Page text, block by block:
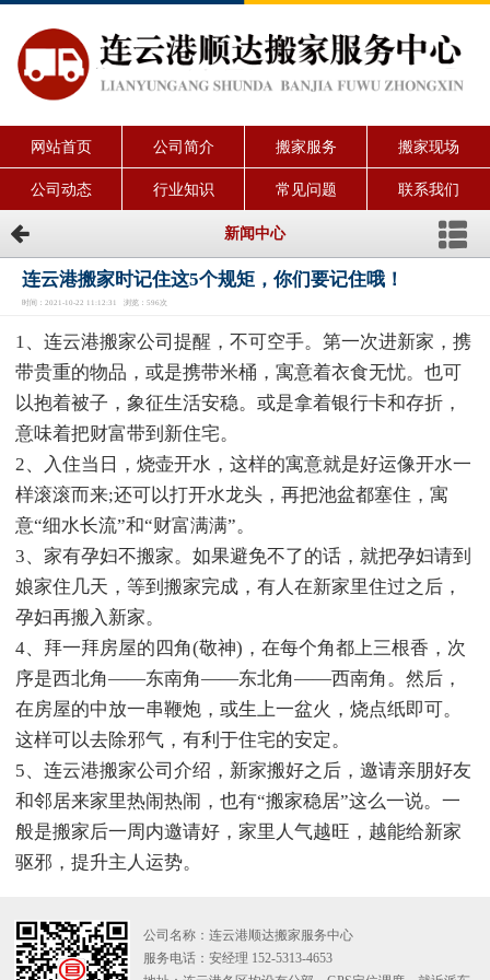
网站首页 公司简介 搬家服务 搬家现场
公司动态 行业知识 常见问题 联系我们
新闻中心
连云港搬家时记住这5个规矩，你们要记住哦！
时间：2021-10-22 11:12:31 浏览：596次
1、连云港搬家公司提醒，不可空手。第一次进新家，携
带贵重的物品，或是携带米桶，寓意着衣食无忧。也可
以抱着被子，象征生活安稳。或是拿着银行卡和存折，
意味着把财富带到新住宅。
2、入住当日，烧壶开水，这样的寓意就是好运像开水一
样滚滚而来;还可以打开水龙头，再把池盆都塞住，寓
意“细水长流”和“财富满满”。
3、家有孕妇不搬家。如果避免不了的话，就把孕妇请到
娘家住几天，等到搬家完成，有人在新家里住过之后，
孕妇再搬入新家。
4、拜一拜房屋的四角(敬神)，在每个角都上三根香，次
序是西北角——东南角——东北角——西南角。然后，
在房屋的中放一串鞭炮，或生上一盆火，烧点纸即可。
这样可以去除邪气，有利于住宅的安定。
5、连云港搬家公司介绍，新家搬好之后，邀请亲朋好友
和邻居来家里热闹热闹，也有“搬家稳居”这么一说。一
般是搬家后一周内邀请好，家里人气越旺，越能给新家
驱邪，提升主人运势。
公司名称：连云港顺达搬家服务中心
服务电话：安经理 152-5313-4653